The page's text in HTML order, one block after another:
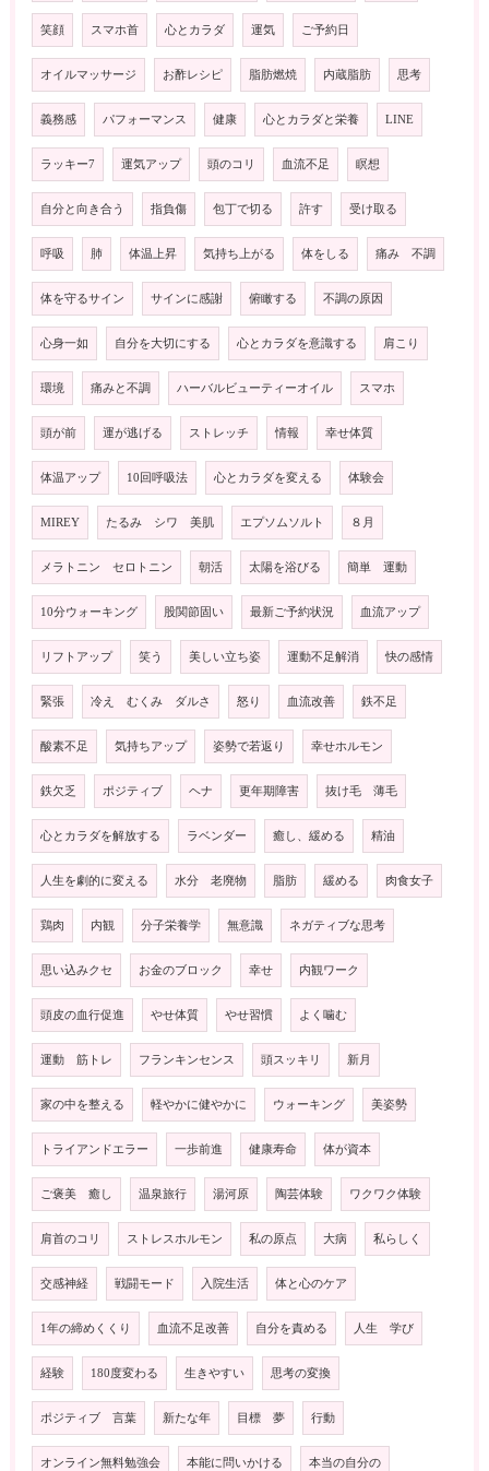
笑顔 スマホ首 心とカラダ 運気 ご予約日
オイルマッサージ お酢レシピ 脂肪燃焼 内蔵脂肪 思考
義務感 パフォーマンス 健康 心とカラダと栄養 LINE
ラッキー7 運気アップ 頭のコリ 血流不足 瞑想
自分と向き合う 指負傷 包丁で切る 許す 受け取る
呼吸 肺 体温上昇 気持ち上がる 体をしる 痛み 不調
体を守るサイン サインに感謝 俯瞰する 不調の原因
心身一如 自分を大切にする 心とカラダを意識する 肩こり
環境 痛みと不調 ハーバルビューティーオイル スマホ
頭が前 運が逃げる ストレッチ 情報 幸せ体質
体温アップ 10回呼吸法 心とカラダを変える 体験会
MIREY たるみ シワ 美肌 エプソムソルト ８月
メラトニン セロトニン 朝活 太陽を浴びる 簡単 運動
10分ウォーキング 股関節固い 最新ご予約状況 血流アップ
リフトアップ 笑う 美しい立ち姿 運動不足解消 快の感情
緊張 冷え むくみ ダルさ 怒り 血流改善 鉄不足
酸素不足 気持ちアップ 姿勢で若返り 幸せホルモン
鉄欠乏 ポジティブ ヘナ 更年期障害 抜け毛 薄毛
心とカラダを解放する ラベンダー 癒し、緩める 精油
人生を劇的に変える 水分 老廃物 脂肪 緩める 肉食女子
鶏肉 内観 分子栄養学 無意識 ネガティブな思考
思い込みクセ お金のブロック 幸せ 内観ワーク
頭皮の血行促進 やせ体質 やせ習慣 よく噛む
運動 筋トレ フランキンセンス 頭スッキリ 新月
家の中を整える 軽やかに健やかに ウォーキング 美姿勢
トライアンドエラー 一歩前進 健康寿命 体が資本
ご褒美 癒し 温泉旅行 湯河原 陶芸体験 ワクワク体験
肩首のコリ ストレスホルモン 私の原点 大病 私らしく
交感神経 戦闘モード 入院生活 体と心のケア
1年の締めくくり 血流不足改善 自分を責める 人生 学び
経験 180度変わる 生きやすい 思考の変換
ポジティブ 言葉 新たな年 目標 夢 行動
オンライン無料勉強会 本能に問いかける 本当の自分の